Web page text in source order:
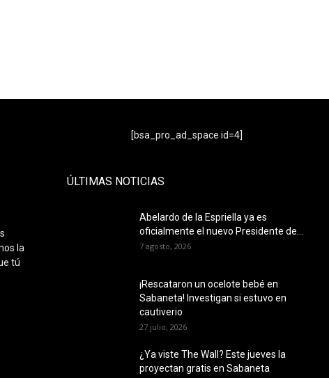
[bsa_pro_ad_space id=4]
la
tú
ÚLTIMAS NOTICIAS
Abelardo de la Espriella ya es
oficialmente el nuevo Presidente de...
7 agosto, 2026
¡Rescataron un ocelote bebé en
Sabaneta! Investigan si estuvo en
cautiverio
27 julio, 2026
¿Ya viste The Wall? Este jueves la
proyectan gratis en Sabaneta